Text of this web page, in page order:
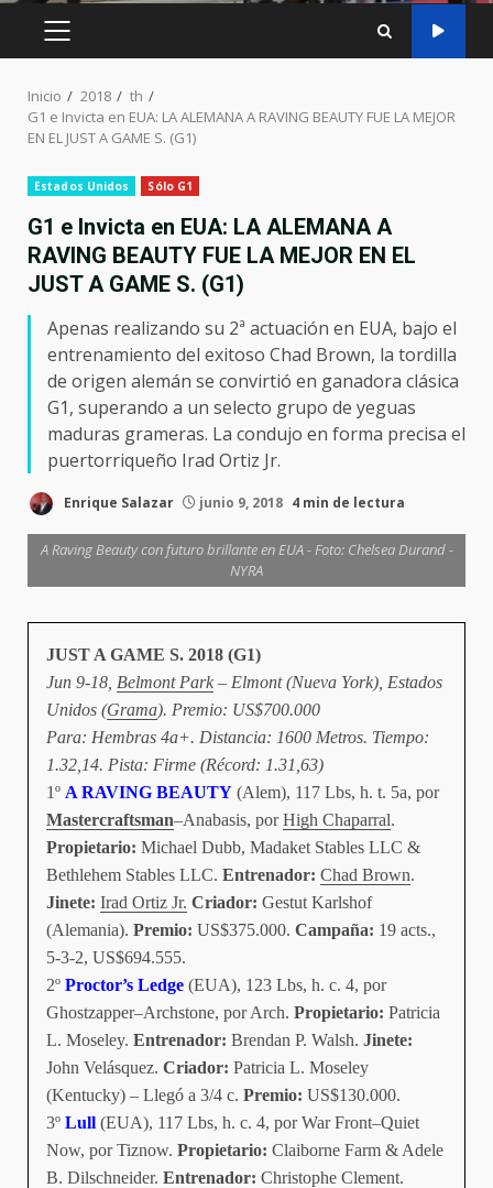
MENÚ
Inicio 2018
th
G1 e Invicta en EUA: LA ALEMANA A RAVING BEAUTY FUE LA MEJOR
EN EL JUST A GAME S. (G1)
Estados Unidos Sólo G1
G1 e Invicta en EUA: LA ALEMANA A
RAVING BEAUTY FUE LA MEJOR EN EL
JUST A GAME S. (G1)
Apenas realizando su 2ª actuación en EUA, bajo el
entrenamiento del exitoso Chad Brown, la tordilla
de origen alemán se convirtió en ganadora clásica
G1, superando a un selecto grupo de yeguas
maduras grameras. La condujo en forma precisa el
puertorriqueño Irad Ortiz Jr.
Enrique Salazar junio 9, 2018 4 min de lectura
A Raving Beauty con futuro brillante en EUA - Foto: Chelsea Durand -
NYRA
JUST A GAME S. 2018 (G1)
Jun 9-18, Belmont Park – Elmont (Nueva York), Estados
Unidos (Grama). Premio: US$700.000
Para: Hembras 4a+. Distancia: 1600 Metros. Tiempo:
1.32,14. Pista: Firme (Récord: 1.31,63)
1º A RAVING BEAUTY (Alem), 117 Lbs, h. t. 5a, por
Mastercraftsman–Anabasis, porHigh Chaparral.
Propietario: Michael Dubb, Madaket Stables LLC &
Bethlehem Stables LLC. Entrenador: Chad Brown.
Jinete: Irad Ortiz Jr. Criador: Gestut Karlshof
(Alemania). Premio: US$375.000. Campaña: 19 acts.,
5-3-2, US$694.555.
2º Proctor’s Ledge (EUA), 123 Lbs, h. c. 4, por
Ghostzapper–Archstone, por Arch. Propietario: Patricia
L. Moseley. Entrenador: Brendan P. Walsh. Jinete:
John Velásquez. Criador: Patricia L. Moseley
(Kentucky) – Llegó a 3/4 c. Premio: US$130.000.
3º Lull (EUA), 117 Lbs, h. c. 4, por War Front–Quiet
Now, por Tiznow. Propietario: Claiborne Farm & Adele
B. Dilschneider. Entrenador: Christophe Clement.